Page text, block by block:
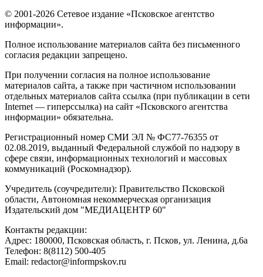
© 2001-2026 Сетевое издание «Псковское агентство
информации».
Полное использование материалов сайта без письменного
согласия редакции запрещено.
При получении согласия на полное использование
материалов сайта, а также при частичном использовании
отдельных материалов сайта ссылка (при публикации в сети
Internet — гиперссылка) на сайт «Псковского агентства
информации» обязательна.
Регистрационный номер СМИ ЭЛ № ФС77-76355 от
02.08.2019, выданный Федеральной службой по надзору в
сфере связи, информационных технологий и массовых
коммуникаций (Роскомнадзор).
Учредитель (соучредители): Правительство Псковской
области, Автономная некоммерческая организация
Издательский дом "МЕДИАЦЕНТР 60"
Контакты редакции:
Адреc: 180000, Псковская область, г. Псков, ул. Ленина, д.6а
Телефон: 8(8112) 500-405
Email: redactor@informpskov.ru